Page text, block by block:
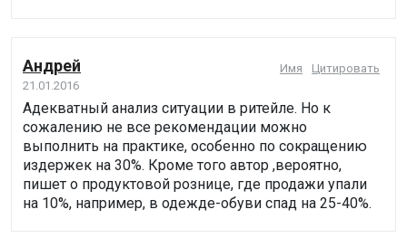
Андрей
21.01.2016
Имя Цитировать
Адекватный анализ ситуации в ритейле. Но к
сожалению не все рекомендации можно
выполнить на практике, особенно по сокращению
издержек на 30%. Кроме того автор ,вероятно,
пишет о продуктовой рознице, где продажи упали
на 10%, например, в одежде-обуви спад на 25-40%.